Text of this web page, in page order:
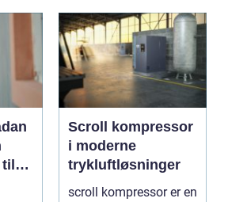
Scroll kompressor
i moderne
trykluftløsninger
scroll kompressor er en